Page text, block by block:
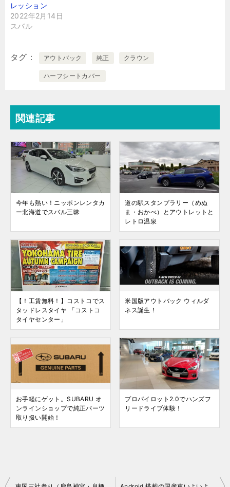
レッション
2022年2月14日
スバル
タグ アウトバック 純正 クラウン
ハーフシートカバー
関連記事
今年も熱い！ニッポンレンタカ
ー北海道でスバル三昧
道の駅スタンプラリー（めぬ
ま・おかべ）とアウトレットと
レトロ温泉
【！工賃無料！】コストコでス
タッドレスタイヤ 「コストコ
タイヤセンター」
米国版アウトバック ウィルダ
ネス誕生！
お手軽にゲット。SUBARU オ
ンラインショップで純正パーツ
取り扱い開始！
プロパイロット2.0でハンズフ
リードライブ体験！